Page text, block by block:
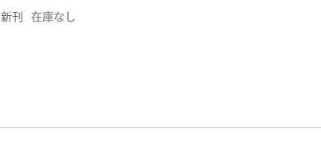
新刊 在庫なし